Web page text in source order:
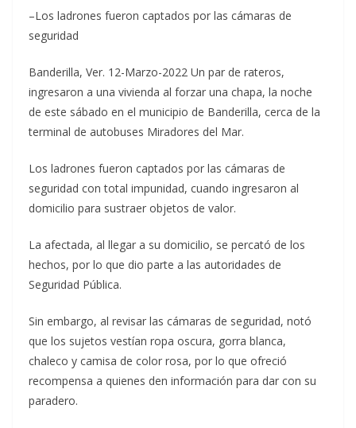
–Los ladrones fueron captados por las cámaras de
seguridad
Banderilla, Ver. 12-Marzo-2022 Un par de rateros,
ingresaron a una vivienda al forzar una chapa, la noche
de este sábado en el municipio de Banderilla, cerca de la
terminal de autobuses Miradores del Mar.
Los ladrones fueron captados por las cámaras de
seguridad con total impunidad, cuando ingresaron al
domicilio para sustraer objetos de valor.
La afectada, al llegar a su domicilio, se percató de los
hechos, por lo que dio parte a las autoridades de
Seguridad Pública.
Sin embargo, al revisar las cámaras de seguridad, notó
que los sujetos vestían ropa oscura, gorra blanca,
chaleco y camisa de color rosa, por lo que ofreció
recompensa a quienes den información para dar con su
paradero.